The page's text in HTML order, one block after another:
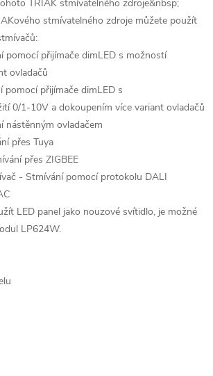
TRIAK stmívatelného zdroje&nbsp;
stmívatelného zdroje můžete použít
pomocí přijímače dimLED s možností
ovladačů
přijímače dimLED s
0/1-10V a dokoupením více variant ovladačů
nástěnným ovladačem
přes Tuya
přes ZIGBEE
- Stmívání pomocí protokolu DALI
LED panel jako nouzové svítidlo, je možné
LP624W.